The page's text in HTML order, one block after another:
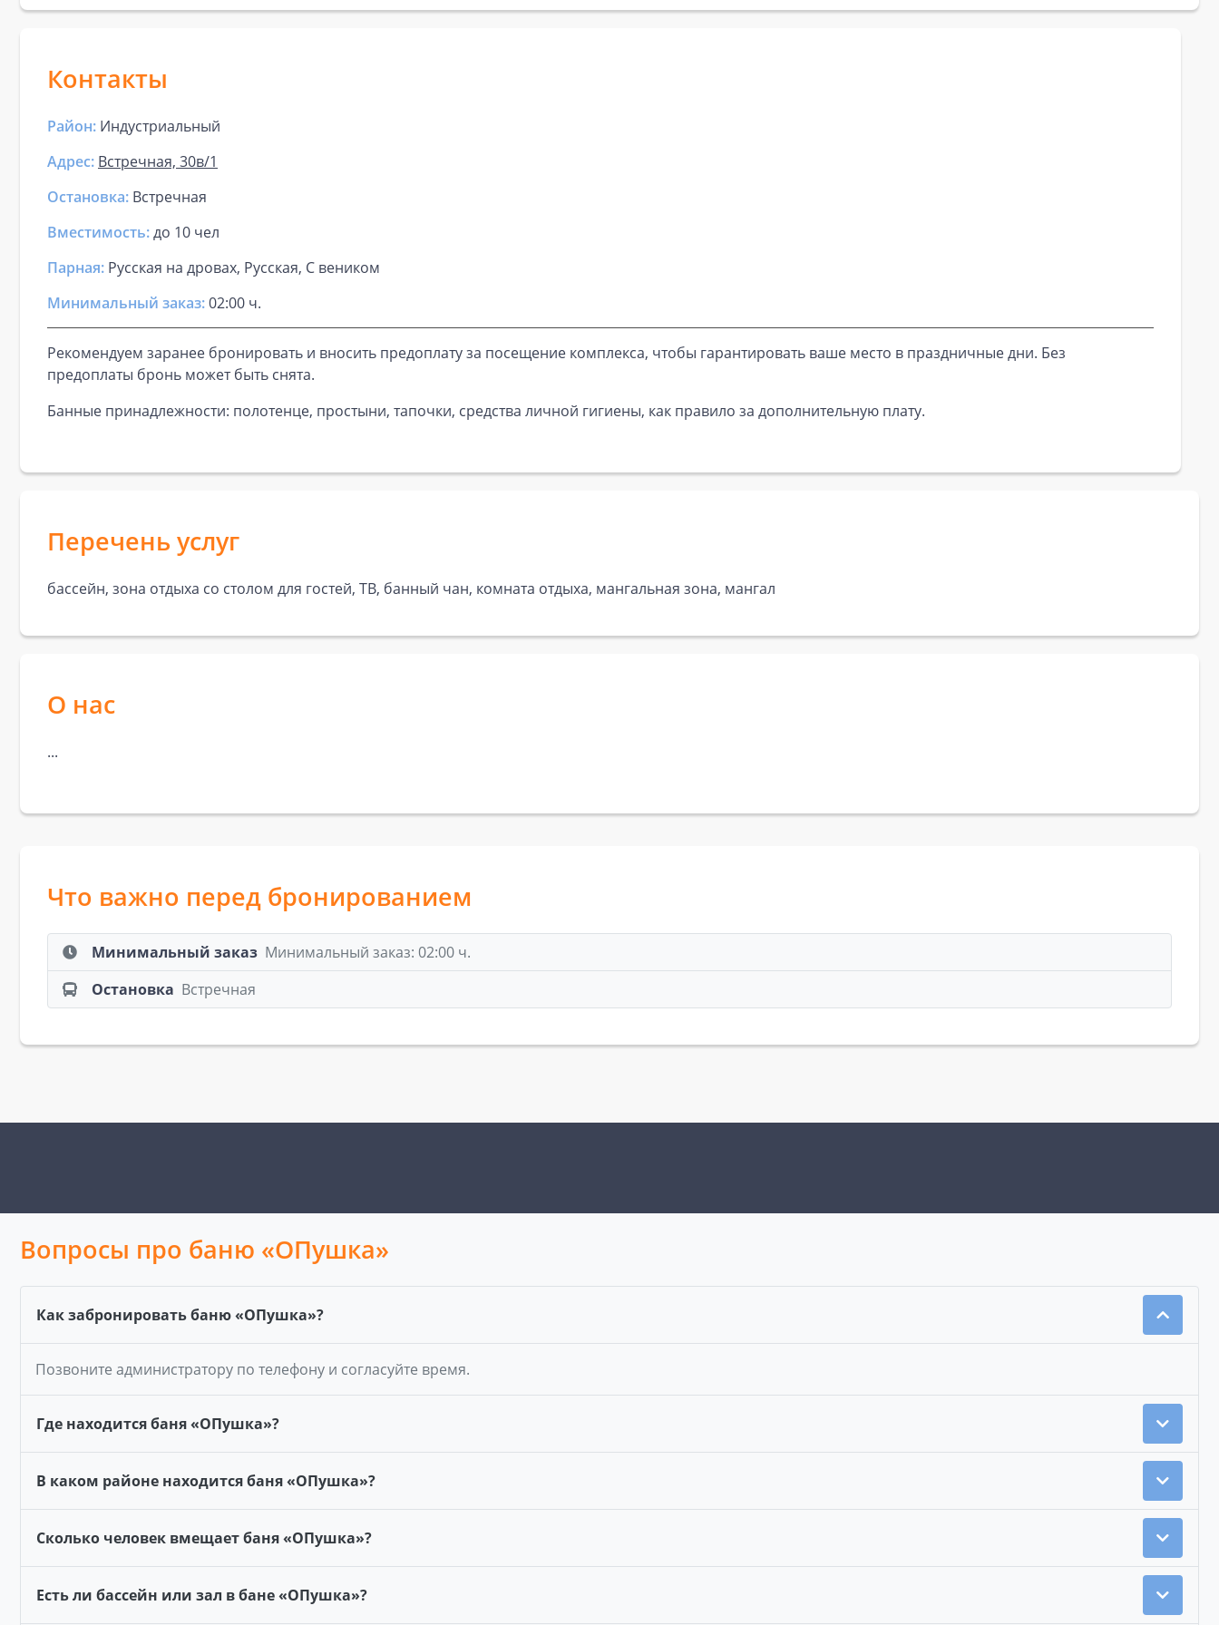
Контакты
Район: Индустриальный
Адрес: Встречная, 30в/1
Остановка: Встречная
Вместимость:до 10 чел
Парная: Русская на дровах, Русская, С веником
Минимальный заказ:02:00 ч.
Рекомендуем заранее бронировать и вносить предоплату за посещение комплекса, чтобы гарантировать ваше место в праздничные дни. Без
предоплаты бронь может быть снята.
Банные принадлежности: полотенце, простыни, тапочки, средства личной гигиены, как правило за дополнительную плату.
Перечень услуг
бассейн, зона отдыха со столом для гостей, ТВ, банный чан, комната отдыха, мангальная зона, мангал
О нас
...
Что важно перед бронированием
Минимальный заказ Минимальный заказ: 02:00 ч.
Остановка Встречная
Вопросы про баню «ОПушка»
Как забронировать баню «ОПушка»?
Позвоните администратору по телефону и согласуйте время.
Где находится баня «ОПушка»?
В каком районе находится баня «ОПушка»?
Сколько человек вмещает баня «ОПушка»?
Есть ли бассейн или зал в бане «ОПушка»?